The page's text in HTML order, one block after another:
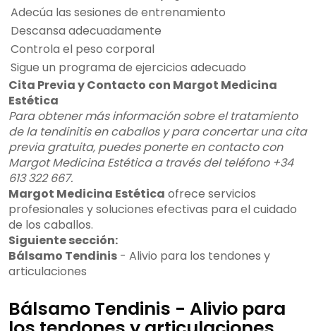
Adecúa las sesiones de entrenamiento
Descansa adecuadamente
Controla el peso corporal
Sigue un programa de ejercicios adecuado
Cita Previa y Contacto con Margot Medicina
Estética
Para obtener más información sobre el tratamiento
de la tendinitis en caballos y para concertar una cita
previa gratuita, puedes ponerte en contacto con
Margot Medicina Estética a través del teléfono +34
613 322 667.
Margot Medicina Estética ofrece servicios
profesionales y soluciones efectivas para el cuidado
de los caballos.
Siguiente sección:
Bálsamo Tendinis - Alivio para los tendones y
articulaciones
Bálsamo Tendinis - Alivio para